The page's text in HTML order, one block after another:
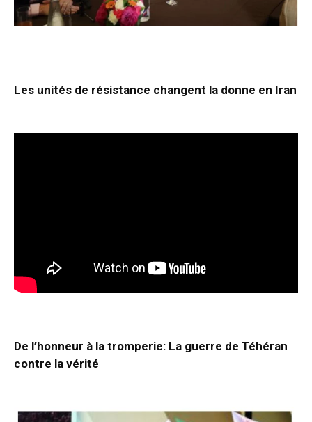
Les unités de résistance changent la donne en Iran
De l’honneur à la tromperie: La guerre de Téhéran
contre la vérité